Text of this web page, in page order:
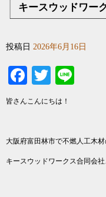
キースウッドワー
投稿日 2026年6月16日
Facebook
Twitter
皆さんこんにちは！
大阪府富田林市で不燃人工木
キースウッドワークス合同会社